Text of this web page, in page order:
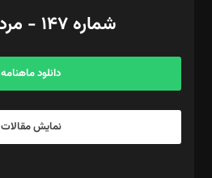
آگهی و مشترکین: ۰۹۱۹۹۹۹۰۴۵۴
شماره ۱۴۷ - مرداد ۱۴۰۵
دانلود ماهنامه
نمایش مقالات